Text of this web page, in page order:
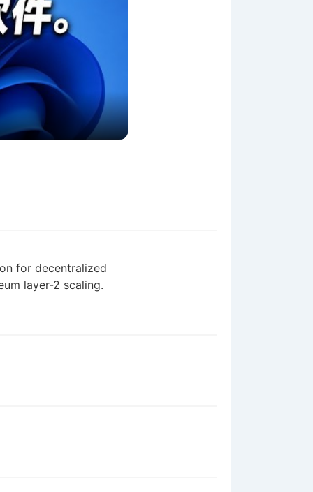
for decentralized
layer-2 scaling.